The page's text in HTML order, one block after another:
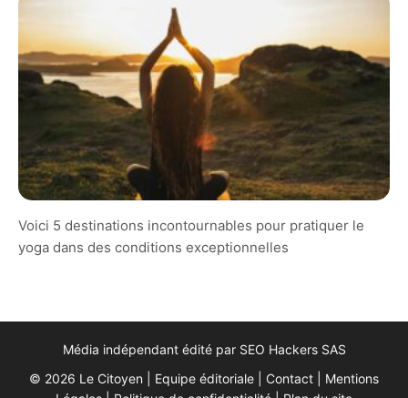
Voici 5 destinations incontournables pour pratiquer le
yoga dans des conditions exceptionnelles
Média indépendant édité par SEO Hackers SAS
© 2026 Le Citoyen | Equipe éditoriale Contact
Mentions